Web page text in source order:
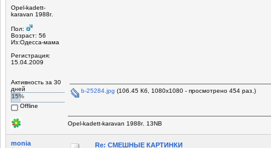
Opel-kadett-
karavan 1988г.
Пол:
Возраст: 56
Из:Одесса-мама
Регистрация:
15.04.2009
Активность за 30
дней
15%
Offline
b-25284.jpg (106.45 Кб, 1080x1080 - просмотрено 454 раз.)
Opel-kadett-karavan 1988г. 13NB
monia Re: СМЕШНЫЕ КАРТИНКИ